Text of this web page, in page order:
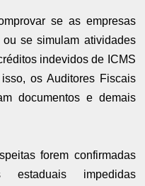
se as empresas
se simulam atividades
indevidos de ICMS
os Auditores Fiscais
documentos e demais
forem confirmadas
impedidas